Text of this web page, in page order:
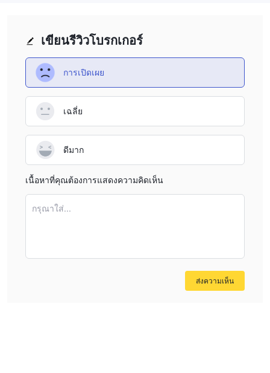
careful due diligence.
presence not only in Hong Kong but also globally,
including locations such as Toronto, Abu Dhabi, and
Singapore. In my own trading journey, I’ve found that
brokers with international reach are often better
positioned to provide diverse market access and more
potentially tap into different market opportunities with a
higher degree of confidence. Lastly, I find value in the
breadth of their offerings. The ability to access futures,
securities trading, asset management, and investment
research—all under one roof—means that I can consider
various strategies without managing multiple accounts
recommend thoroughly clarifying all costs with any broker
beforehand to avoid surprises. For me, these combined
factors—regulation, global presence, and comprehensive
เขียนรีวิวโบรกเกอร์
การเปิดเผย
เฉลี่ย
ดีมาก
เนื้อหาที่คุณต้องการแสดงความคิดเห็น
กรุณาใส่...
ส่งความเห็น